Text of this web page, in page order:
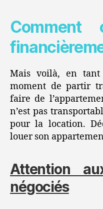
Mais voilà, en tant
moment de partir
faire de
n’est pas
pour la location.
louer son
Attention
négociés